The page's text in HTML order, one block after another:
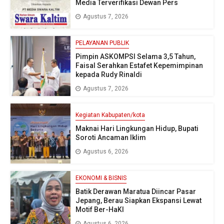
Media Terverifikasi Dewan Pers
Agustus 7, 2026
PELAYANAN PUBLIK
Pimpin ASKOMPSI Selama 3,5 Tahun,
Faisal Serahkan Estafet Kepemimpinan
kepada Rudy Rinaldi
Agustus 7, 2026
Kegiatan Kabupaten/kota
Maknai Hari Lingkungan Hidup, Bupati
Soroti Ancaman Iklim
Agustus 6, 2026
EKONOMI & BISNIS
Batik Derawan Maratua Diincar Pasar
Jepang, Berau Siapkan Ekspansi Lewat
Motif Ber-HaKI